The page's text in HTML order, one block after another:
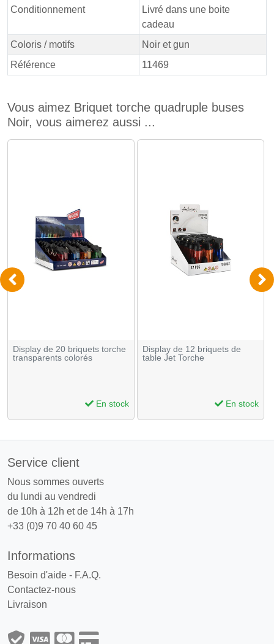
Conditionnement
Livré dans une boite
cadeau
Coloris / motifs
Noir et gun
Référence
11469
Vous aimez Briquet torche quadruple buses
Noir, vous aimerez aussi ...
Display de 20 briquets torche
transparents colorés
En stock
Display de 12 briquets de
table Jet Torche
En stock
Service client
Nous sommes ouverts
du lundi au vendredi
de 10h à 12h et de 14h à 17h
+33 (0)9 70 40 60 45
Informations
Besoin d'aide - F.A.Q.
Contactez-nous
Livraison